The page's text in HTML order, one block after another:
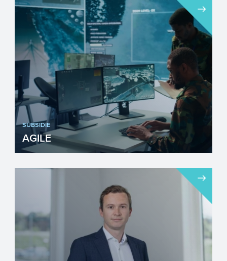
SUBSIDIE
AGILE
defensietechnologieën sneller en
effectiever ontwikkelen en
implementeren? Da...